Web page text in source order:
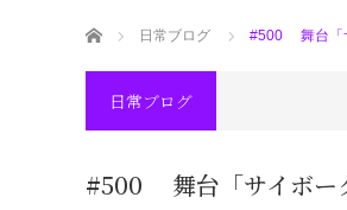
ホーム 日常ブログ #500 舞台「
日常ブログ
#500 舞台「サイボー